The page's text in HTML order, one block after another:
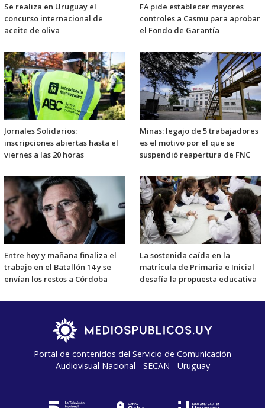
Se realiza en Uruguay el
concurso internacional de
aceite de oliva
FA pide establecer mayores
controles a Casmu para aprobar
el Fondo de Garantía
Jornales Solidarios:
inscripciones abiertas hasta el
viernes a las 20 horas
Minas: legajo de 5 trabajadores
es el motivo por el que se
suspendió reapertura de FNC
Entre hoy y mañana finaliza el
trabajo en el Batallón 14 y se
envían los restos a Córdoba
La sostenida caída en la
matrícula de Primaria e Inicial
desafía la propuesta educativa
Portal de contenidos del Servicio de Comunicación
Audiovisual Nacional - SECAN - Uruguay